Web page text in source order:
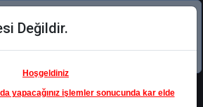
indirin!
Değildir.
Hoşgeldiniz
yapacağınız işlemler sonucunda kar elde